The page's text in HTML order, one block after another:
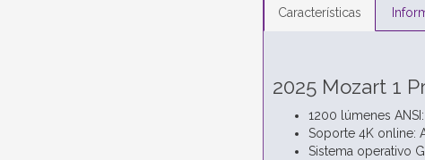
Características
2025 Mozart 1
1200 lúmenes
Soporte 4K online:
Sistema operativo